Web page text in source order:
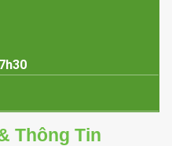
Thông Tin